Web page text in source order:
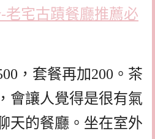
老宅古蹟餐廳推薦必
，套餐再加200。茶
會讓人覺得是很有氣
天的餐廳。坐在室外